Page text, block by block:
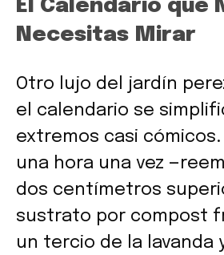
El Calendario que
Necesitas Mirar
Otro lujo del jardín
el calendario se
extremos casi cómicos.
una hora una vez
dos centímetros
sustrato por compost
un tercio de la lavanda